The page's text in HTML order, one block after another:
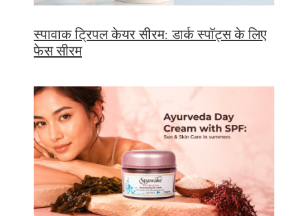
स्पावाक ट्रिपल केयर सीरम: डार्क स्पॉट्स के लिए
फेस सीरम